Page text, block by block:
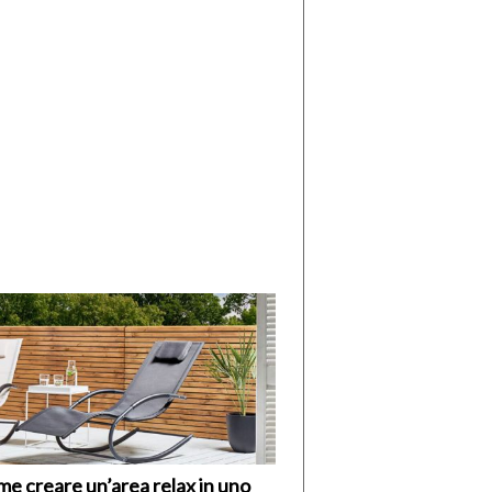
creare un’area relax in uno
di
I
Vespri